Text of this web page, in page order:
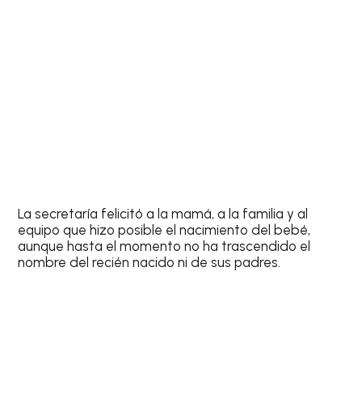
La secretaría felicitó a la mamá, a la familia y al
equipo que hizo posible el nacimiento del bebé,
aunque hasta el momento no ha trascendido el
nombre del recién nacido ni de sus padres.